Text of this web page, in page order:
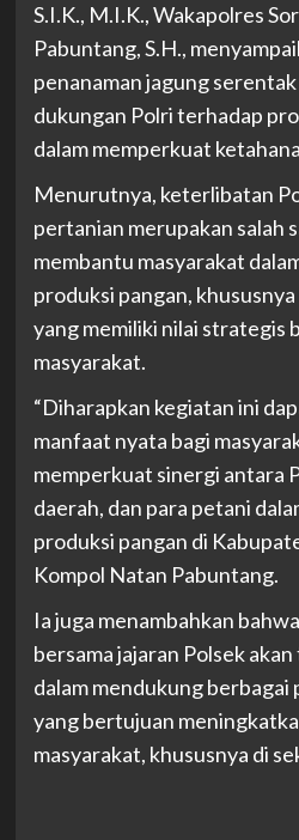
S.I.K., M.I.K., Wakapolres
Pabuntang, S.H.,
penanaman jagung
dukungan Polri terhadap
dalam memperkuat
Menurutnya, keterlibatan
pertanian merupakan salah
membantu masyarakat
produksi pangan,
yang memiliki nilai strategis
masyarakat.
“Diharapkan kegiatan ini
manfaat nyata bagi
memperkuat sinergi antara
daerah, dan para petani
produksi pangan di
Kompol Natan Pabuntang.
Ia juga menambahkan
bersama jajaran Polsek
dalam mendukung
yang bertujuan
masyarakat, khususnya di